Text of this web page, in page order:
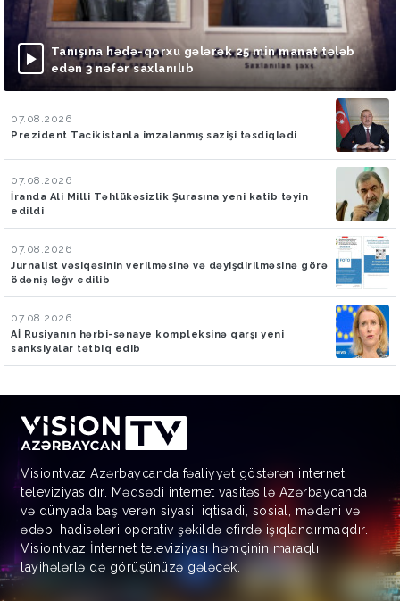
Tanışına hədə-qorxu gələrək 25 min manat tələb
edən 3 nəfər saxlanılıb
07.08.2026
Prezident Tacikistanla imzalanmış sazişi təsdiqlədi
07.08.2026
İranda Ali Milli Təhlükəsizlik Şurasına yeni katib təyin
edildi
07.08.2026
Jurnalist vəsiqəsinin verilməsinə və dəyişdirilməsinə görə
ödəniş ləğv edilib
07.08.2026
Aİ Rusiyanın hərbi-sənaye kompleksinə qarşı yeni
sanksiyalar tətbiq edib
Visiontv.az Azərbaycanda fəaliyyət göstərən internet
televiziyasıdır. Məqsədi internet vasitəsilə Azərbaycanda
və dünyada baş verən siyasi, iqtisadi, sosial, mədəni və
ədəbi hadisələri operativ şəkildə efirdə işıqlandırmaqdır.
Visiontv.az İnternet televiziyası həmçinin maraqlı
layihələrlə də görüşünüzə gələcək.